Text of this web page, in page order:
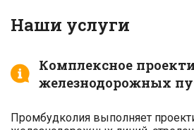
Наши услуги
Комплексное
железнодорожных
Промбудколия выполняет